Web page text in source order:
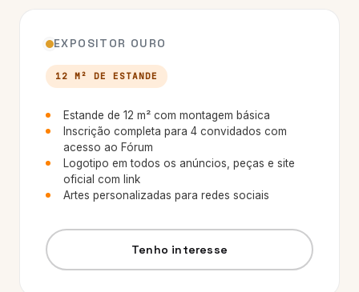
EXPOSITOR OURO
12 M² DE ESTANDE
Estande de 12 m² com montagem básica
Inscrição completa para 4 convidados com
acesso ao Fórum
Logotipo em todos os anúncios, peças e site
oficial com link
Artes personalizadas para redes sociais
Tenho interesse